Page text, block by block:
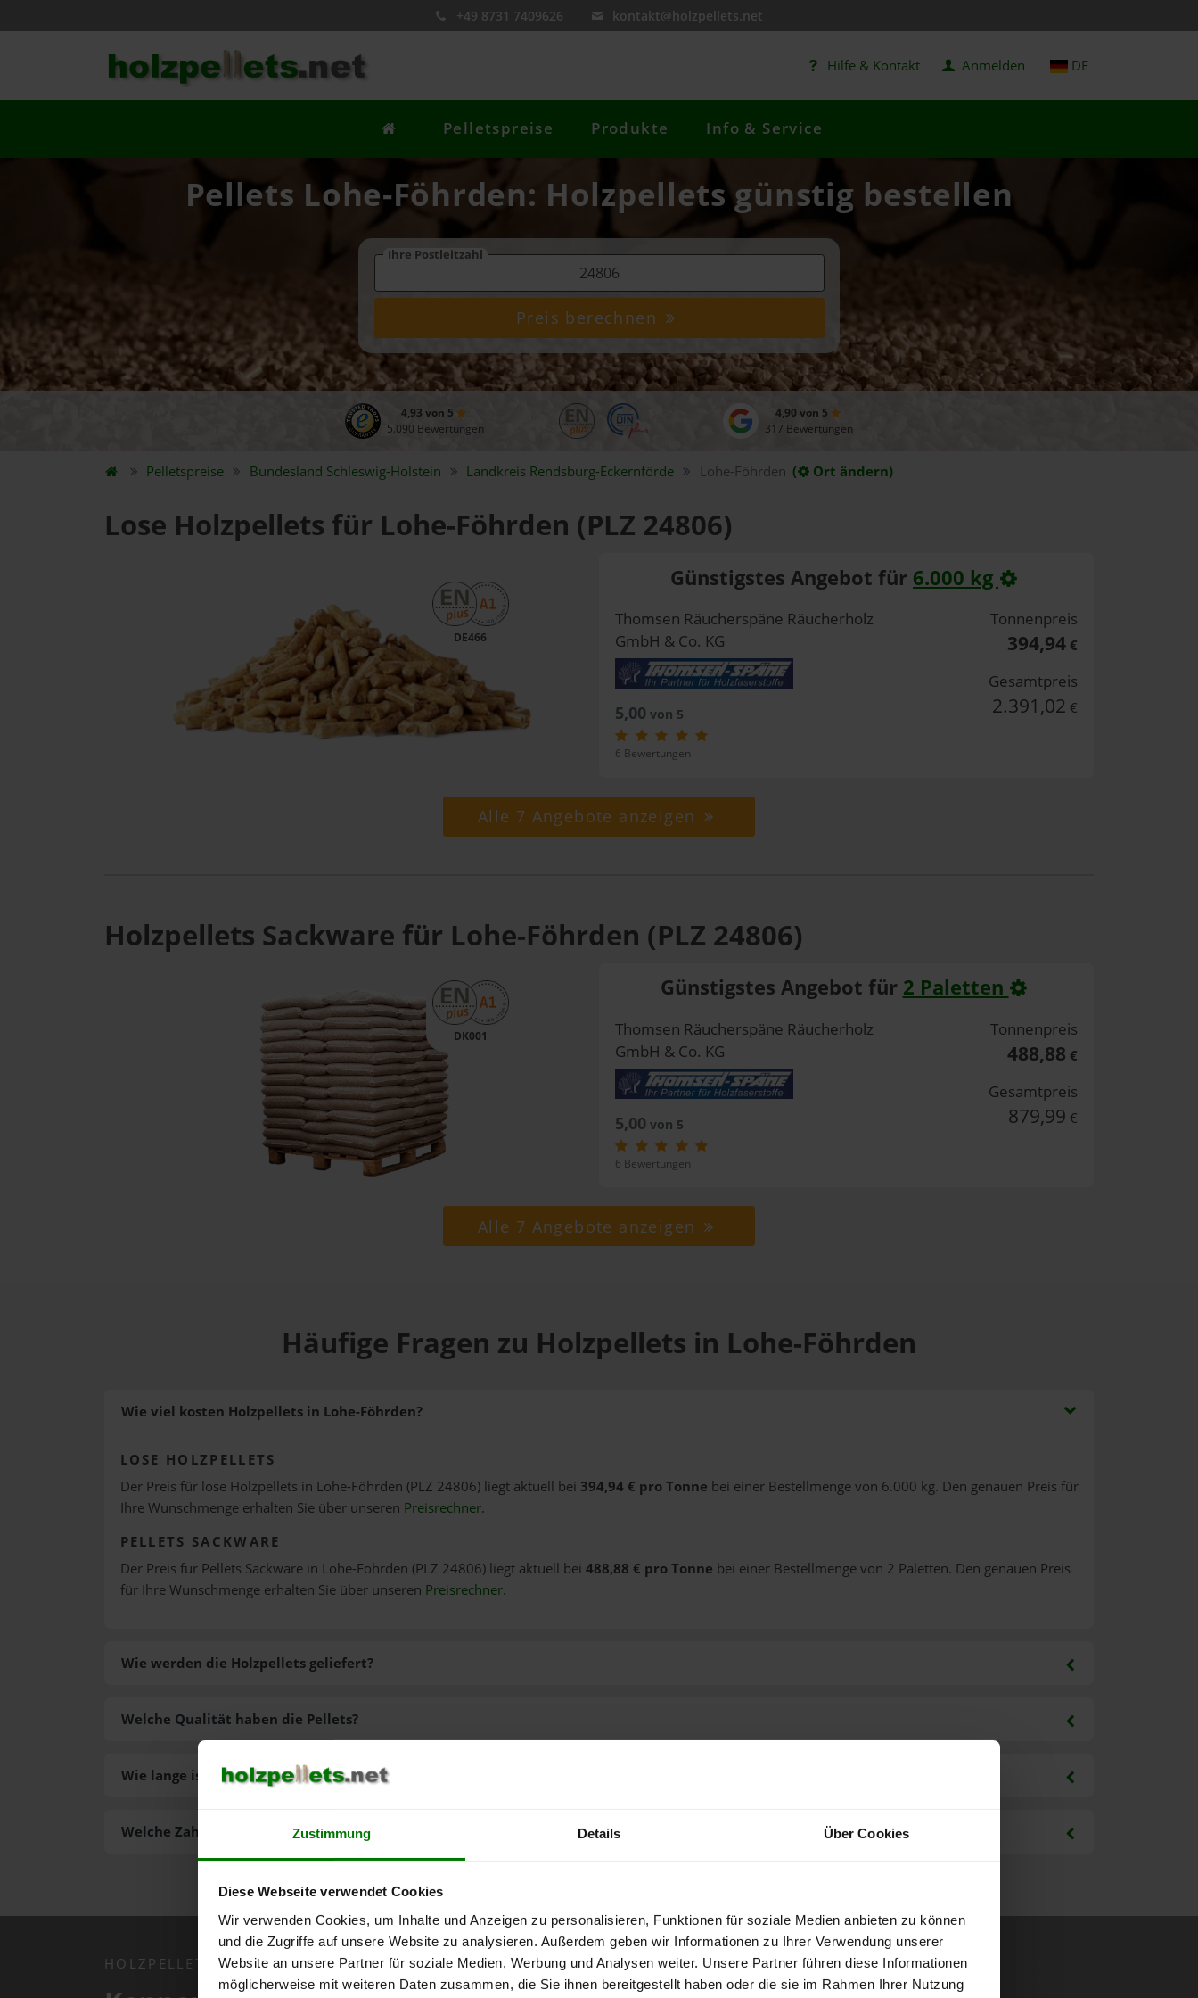
Zustimmung Details Über Cookies
Diese Webseite verwendet Cookies
Wir verwenden Cookies, um Inhalte und Anzeigen zu personalisieren, Funktionen für soziale Medien anbieten zu können
und die Zugriffe auf unsere Website zu analysieren. Außerdem geben wir Informationen zu Ihrer Verwendung unserer
Website an unsere Partner für soziale Medien, Werbung und Analysen weiter. Unsere Partner führen diese Informationen
möglicherweise mit weiteren Daten zusammen, die Sie ihnen bereitgestellt haben oder die sie im Rahmen Ihrer Nutzung
+49 8731 7409626 kontakt@holzpellets.net
Hilfe & Kontakt Anmelden DE
Pelletspreise Produkte Info & Service
Pellets Lohe-Föhrden: Holzpellets günstig bestellen
Ihre Postleitzahl
Preis berechnen
4,93 von 5
5.090 Bewertungen
4,90 von 5
317 Bewertungen
Pelletspreise Bundesland Schleswig-Holstein Landkreis Rendsburg-Eckernförde Lohe-Föhrden ( Ort ändern)
Lose Holzpellets für Lohe-Föhrden (PLZ 24806)
DE466
Günstigstes Angebot für 6.000 kg
Thomsen Räucherspäne Räucherholz
GmbH & Co. KG
5,00 von 5
6 Bewertungen
Tonnenpreis
394,94€
Gesamtpreis
2.391,02 €
Alle 7 Angebote anzeigen
Holzpellets Sackware für Lohe-Föhrden (PLZ 24806)
DK001
Günstigstes Angebot für 2 Paletten
Thomsen Räucherspäne Räucherholz
GmbH & Co. KG
5,00 von 5
6 Bewertungen
Tonnenpreis
488,88 €
Gesamtpreis
879,99 €
Alle 7 Angebote anzeigen
Häufige Fragen zu Holzpellets in Lohe-Föhrden
Wie viel kosten Holzpellets in Lohe-Föhrden?
LOSE HOLZPELLETS
Der Preis für lose Holzpellets in Lohe-Föhrden (PLZ 24806) liegt aktuell bei 394,94 € pro Tonne bei einer Bestellmenge von 6.000 kg. Den genauen Preis für
Ihre Wunschmenge erhalten Sie über unseren Preisrechner.
PELLETS SACKWARE
Der Preis für Pellets Sackware in Lohe-Föhrden (PLZ 24806) liegt aktuell bei 488,88 € pro Tonne bei einer Bestellmenge von 2 Paletten. Den genauen Preis
für Ihre Wunschmenge erhalten Sie über unseren Preisrechner.
Wie werden die Holzpellets geliefert?
Welche Zahlungsarten gibt es?
Welche Qualität haben die Pellets?
Wie lange ist die Lieferzeit der Pellets?
HOLZPELLETS.NET APP